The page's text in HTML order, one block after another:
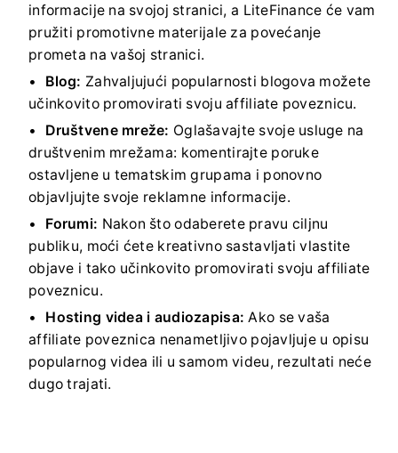
informacije na svojoj stranici, a LiteFinance će vam
pružiti promotivne materijale za povećanje
prometa na vašoj stranici.
Blog: Zahvaljujući popularnosti blogova možete
učinkovito promovirati svoju affiliate poveznicu.
Društvene mreže: Oglašavajte svoje usluge na
društvenim mrežama: komentirajte poruke
ostavljene u tematskim grupama i ponovno
objavljujte svoje reklamne informacije.
Forumi: Nakon što odaberete pravu ciljnu
publiku, moći ćete kreativno sastavljati vlastite
objave i tako učinkovito promovirati svoju affiliate
poveznicu.
Hosting videa i audiozapisa: Ako se vaša
affiliate poveznica nenametljivo pojavljuje u opisu
popularnog videa ili u samom videu, rezultati neće
dugo trajati.